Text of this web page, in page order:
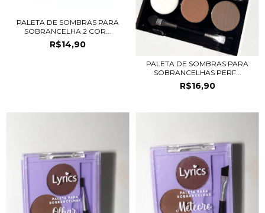
PALETA DE SOMBRAS PARA
SOBRANCELHA 2 COR...
R$14,90
PALETA DE SOMBRAS PARA
SOBRANCELHAS PERF...
R$16,90